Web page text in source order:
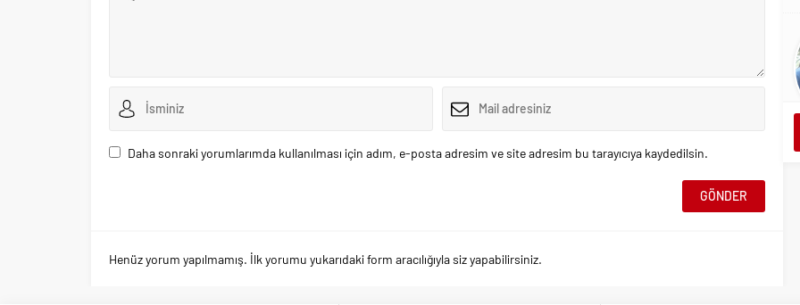
Daha sonraki yorumlarımda kullanılması için adım, e-posta adresim ve site adresim bu tarayıcıya kaydedilsin.
Henüz yorum yapılmamış. İlk yorumu yukarıdaki form aracılığıyla siz yapabilirsiniz.